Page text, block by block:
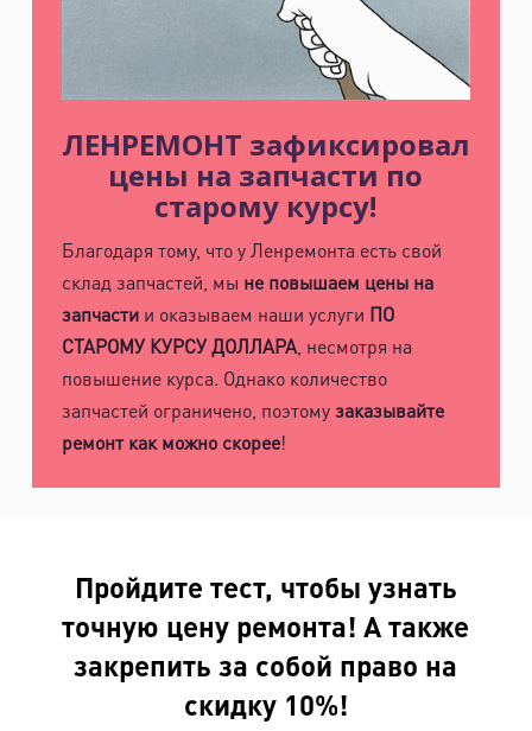
ЛЕНРЕМОНТ зафиксировал
цены на запчасти по
старому курсу!
Благодаря тому, что у Ленремонта есть свой
склад запчастей, мы не повышаем цены на
запчастии оказываем наши услуги ПО
СТАРОМУ КУРСУ ДОЛЛАРА, несмотря на
повышение курса. Однако количество
запчастей ограничено, поэтомузаказывайте
ремонт как можно скорее!
Пройдите тест, чтобы узнать
точную цену ремонта! А также
закрепить за собой право на
скидку 10%!